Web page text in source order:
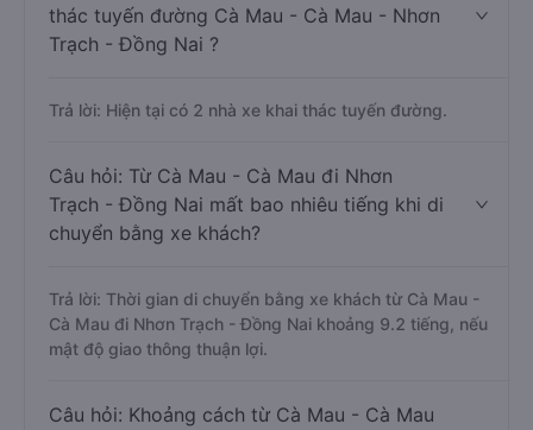
thác tuyến đường Cà Mau - Cà Mau - Nhơn
Trạch - Đồng Nai ?
Trả lời: Hiện tại có 2 nhà xe khai thác tuyến đường.
Câu hỏi: Từ Cà Mau - Cà Mau đi Nhơn
Trạch - Đồng Nai mất bao nhiêu tiếng khi di
chuyển bằng xe khách?
Trả lời: Thời gian di chuyển bằng xe khách từ Cà Mau -
Cà Mau đi Nhơn Trạch - Đồng Nai khoảng 9.2 tiếng, nếu
mật độ giao thông thuận lợi.
Câu hỏi: Khoảng cách từ Cà Mau - Cà Mau